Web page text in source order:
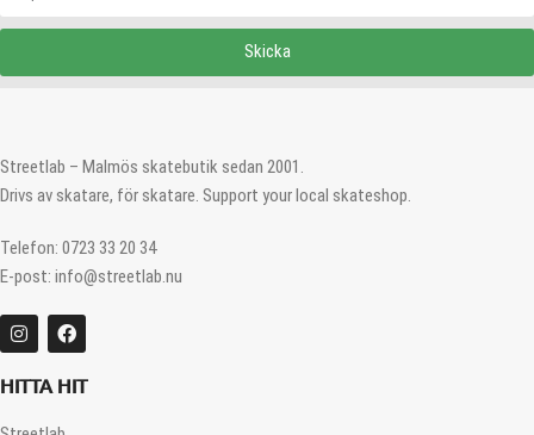
Skicka
Streetlab – Malmös skatebutik sedan 2001.
Drivs av skatare, för skatare. Support your local skateshop.
Telefon: 0723 33 20 34
E-post: info@streetlab.nu
HITTA HIT